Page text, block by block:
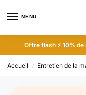
MENU
Offre flash ⚡ 10%
Accueil / Entretien de la